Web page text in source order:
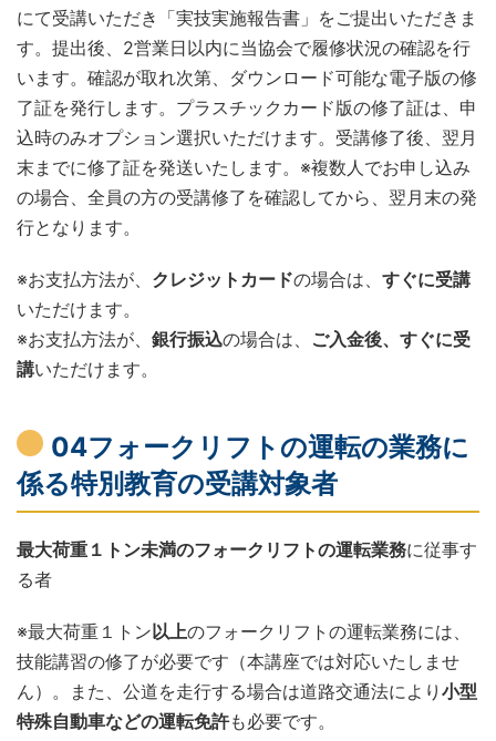
にて受講いただき「実技実施報告書」をご提出いただきま
す。提出後、2営業日以内に当協会で履修状況の確認を行
います。確認が取れ次第、ダウンロード可能な電子版の修
了証を発行します。プラスチックカード版の修了証は、申
込時のみオプション選択いただけます。受講修了後、翌月
末までに修了証を発送いたします。※複数人でお申し込み
の場合、全員の方の受講修了を確認してから、翌月末の発
行となります。
※お支払方法が、 クレジットカードの場合は、 すぐに受講
いただけます。
※お支払方法が、 銀行振込の場合は、 ご入金後、すぐに受
講いただけます。
04フォークリフトの運転の業務に
係る特別教育の受講対象者
最大荷重１トン未満のフォークリフトの運転業務に従事す
る者
※最大荷重１トン以上のフォークリフトの運転業務には、
技能講習の修了が必要です（本講座では対応いたしませ
ん）。また、公道を走行する場合は道路交通法により 小型
特殊自動車などの運転免許も必要です。